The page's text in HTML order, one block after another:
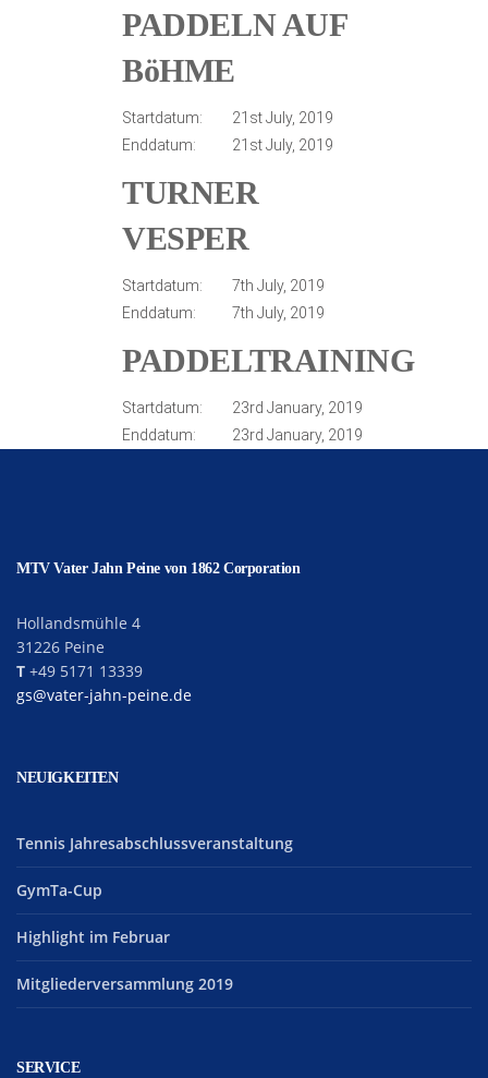
PADDELN AUF
BöHME
Startdatum:
21st July, 2019
Enddatum:
21st July, 2019
TURNER
VESPER
Startdatum:
7th July, 2019
Enddatum:
7th July, 2019
PADDELTRAINING
Startdatum:
23rd January, 2019
Enddatum:
23rd January, 2019
MTV Vater Jahn Peine von 1862 Corporation
Hollandsmühle 4
31226 Peine
T +49 5171 13339
gs@vater-jahn-peine.de
NEUIGKEITEN
Tennis Jahresabschlussveranstaltung
GymTa-Cup
Highlight im Februar
Mitgliederversammlung 2019
SERVICE